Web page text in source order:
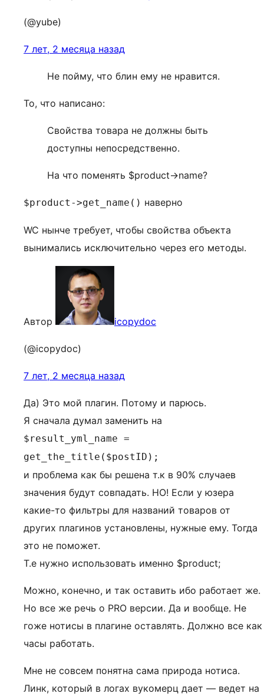
(@yube)
7 лет, 2 месяца назад
Не пойму, что блин ему не нравится.
То, что написано:
Свойства товара не должны быть
доступны непосредственно.
На что поменять $product->name?
$product->get_name() наверно
WC нынче требует, чтобы свойства объекта
вынимались исключительно через его методы.
Автор icopydoc
(@icopydoc)
7 лет, 2 месяца назад
Да) Это мой плагин. Потому и парюсь.
Я сначала думал заменить на
$result_yml_name =
get_the_title($postID);
и проблема как бы решена т.к в 90% случаев
значения будут совпадать. НО! Если у юзера
какие-то фильтры для названий товаров от
других плагинов установлены, нужные ему. Тогда
это не поможет.
Т.е нужно использовать именно $product;
Можно, конечно, и так оставить ибо работает же.
Но все же речь о PRO версии. Да и вообще. Не
гоже нотисы в плагине оставлять. Должно все как
часы работать.
Мне не совсем понятна сама природа нотиса.
Линк, который в логах вукомерц дает — ведет на